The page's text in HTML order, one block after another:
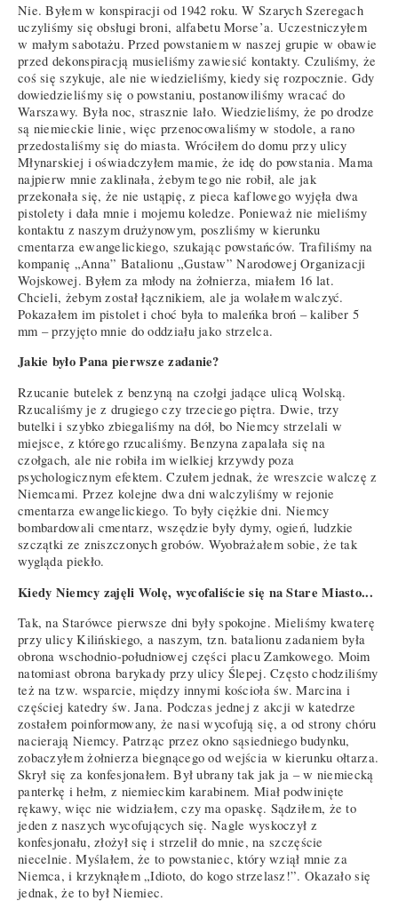
Nie. Byłem w konspiracji od 1942 roku. W Szarych Szeregach
uczyliśmy się obsługi broni, alfabetu Morse’a. Uczestniczyłem
w małym sabotażu. Przed powstaniem w naszej grupie w obawie
przed dekonspiracją musieliśmy zawiesić kontakty. Czuliśmy, że
coś się szykuje, ale nie wiedzieliśmy, kiedy się rozpocznie. Gdy
dowiedzieliśmy się o powstaniu, postanowiliśmy wracać do
Warszawy. Była noc, strasznie lało. Wiedzieliśmy, że po drodze
są niemieckie linie, więc przenocowaliśmy w stodole, a rano
przedostaliśmy się do miasta. Wróciłem do domu przy ulicy
Młynarskiej i oświadczyłem mamie, że idę do powstania. Mama
najpierw mnie zaklinała, żebym tego nie robił, ale jak
przekonała się, że nie ustąpię, z pieca kaflowego wyjęła dwa
pistolety i dała mnie i mojemu koledze. Ponieważ nie mieliśmy
kontaktu z naszym drużynowym, poszliśmy w kierunku
cmentarza ewangelickiego, szukając powstańców. Trafiliśmy na
kompanię „Anna” Batalionu „Gustaw” Narodowej Organizacji
Wojskowej. Byłem za młody na żołnierza, miałem 16 lat.
Chcieli, żebym został łącznikiem, ale ja wolałem walczyć.
Pokazałem im pistolet i choć była to maleńka broń – kaliber 5
mm – przyjęto mnie do oddziału jako strzelca.
Jakie było Pana pierwsze zadanie?
Rzucanie butelek z benzyną na czołgi jadące ulicą Wolską.
Rzucaliśmy je z drugiego czy trzeciego piętra. Dwie, trzy
butelki i szybko zbiegaliśmy na dół, bo Niemcy strzelali w
miejsce, z którego rzucaliśmy. Benzyna zapalała się na
czołgach, ale nie robiła im wielkiej krzywdy poza
psychologicznym efektem. Czułem jednak, że wreszcie walczę z
Niemcami. Przez kolejne dwa dni walczyliśmy w rejonie
cmentarza ewangelickiego. To były ciężkie dni. Niemcy
bombardowali cmentarz, wszędzie były dymy, ogień, ludzkie
szczątki ze zniszczonych grobów. Wyobrażałem sobie, że tak
wygląda piekło.
Kiedy Niemcy zajęli Wolę, wycofaliście się na Stare Miasto...
Tak, na Starówce pierwsze dni były spokojne. Mieliśmy kwaterę
przy ulicy Kilińskiego, a naszym, tzn. batalionu zadaniem była
obrona wschodnio-południowej części placu Zamkowego. Moim
natomiast obrona barykady przy ulicy Ślepej. Często chodziliśmy
też na tzw. wsparcie, między innymi kościoła św. Marcina i
częściej katedry św. Jana. Podczas jednej z akcji w katedrze
zostałem poinformowany, że nasi wycofują się, a od strony chóru
nacierają Niemcy. Patrząc przez okno sąsiedniego budynku,
zobaczyłem żołnierza biegnącego od wejścia w kierunku ołtarza.
Skrył się za konfesjonałem. Był ubrany tak jak ja – w niemiecką
panterkę i hełm, z niemieckim karabinem. Miał podwinięte
rękawy, więc nie widziałem, czy ma opaskę. Sądziłem, że to
jeden z naszych wycofujących się. Nagle wyskoczył z
konfesjonału, złożył się i strzelił do mnie, na szczęście
niecelnie. Myślałem, że to powstaniec, który wziął mnie za
Niemca, i krzyknąłem „Idioto, do kogo strzelasz!”. Okazało się
jednak, że to był Niemiec.